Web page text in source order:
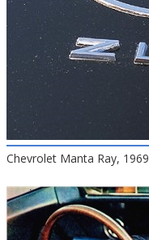
Chevrolet Manta Ray, 1969